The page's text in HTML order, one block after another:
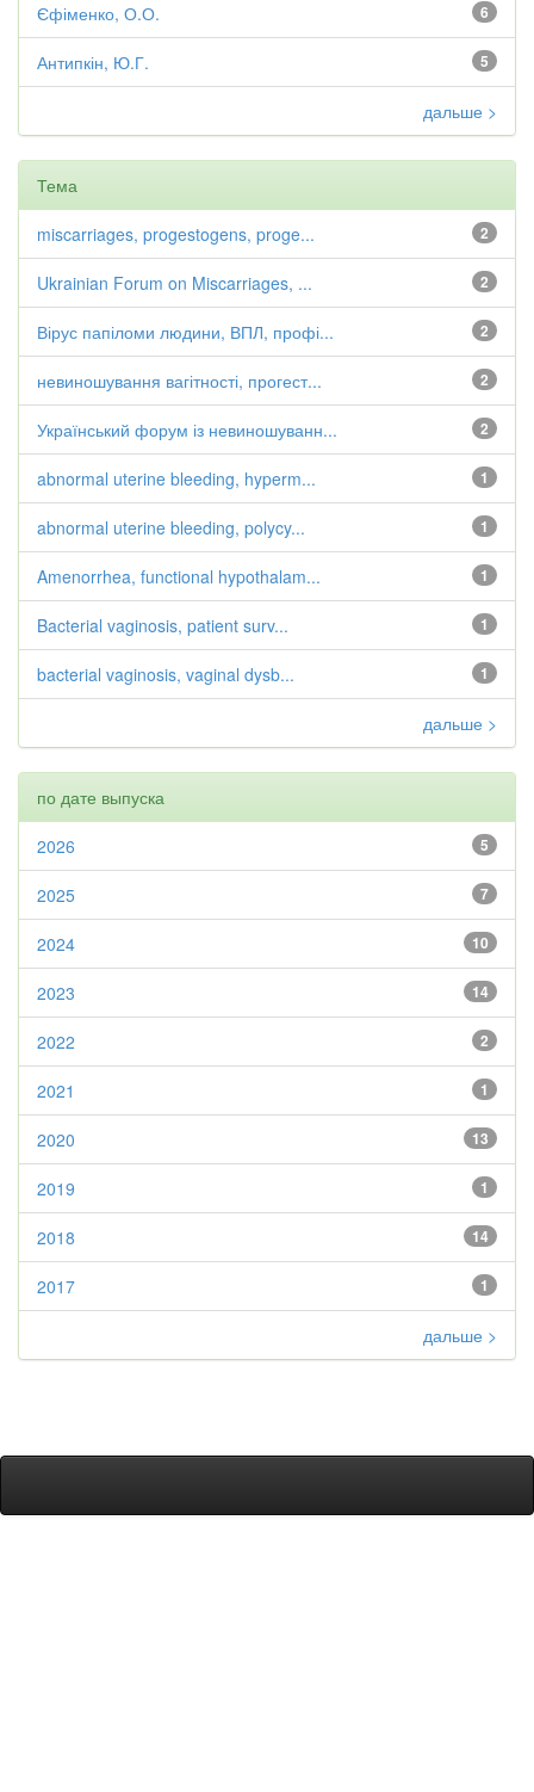
6
Єфіменко, О.О.
5
Антипкін, Ю.Г.
дальше >
Тема
2
miscarriages, progestogens, proge...
2
Ukrainian Forum on Miscarriages, ...
2
Вірус папіломи людини, ВПЛ, профі...
2
невиношування вагітності, прогест...
2
Український форум із невиношуванн...
1
abnormal uterine bleeding, hyperm...
1
abnormal uterine bleeding, polycy...
1
Amenorrhea, functional hypothalam...
1
Bacterial vaginosis, patient surv...
1
bacterial vaginosis, vaginal dysb...
дальше >
по дате выпуска
5
2026
7
2025
10
2024
14
2023
2
2022
1
2021
13
2020
1
2019
14
2018
1
2017
дальше >